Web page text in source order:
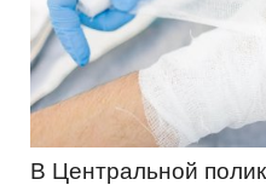
В Центральной